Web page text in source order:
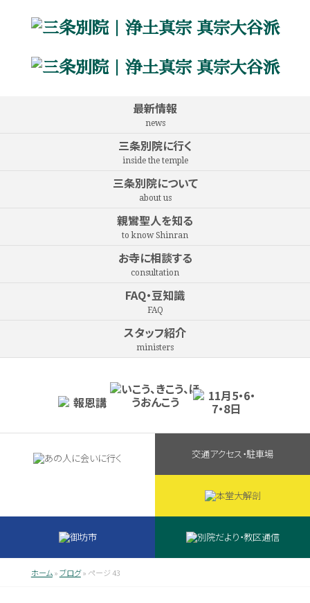
最新情報
news
三条別院に行く
inside the temple
三条別院について
about us
親鸞聖人を知る
to know Shinran
お寺に相談する
consultation
FAQ・豆知識
FAQ
スタッフ紹介
ministers
交通アクセス・駐車場
ホーム»ブログ» ページ 43